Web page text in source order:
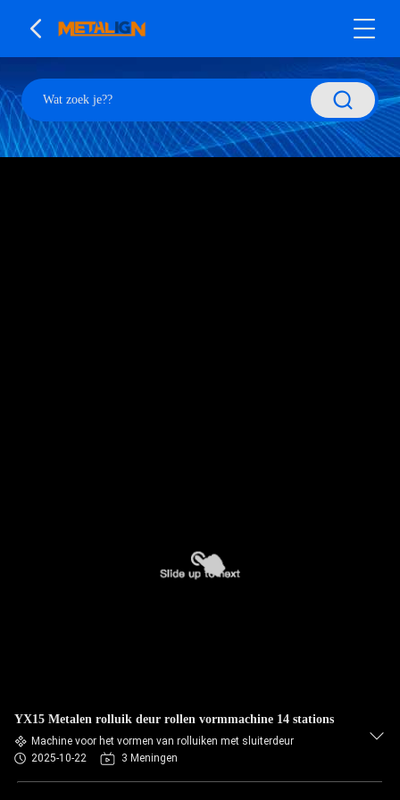
YX15 Metalen rolluik deur rollen vormmachine 14 stations
Machine voor het vormen van rolluiken met sluiterdeur
2025-10-22
3 Meningen